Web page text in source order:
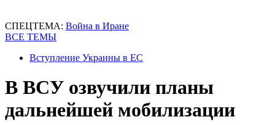
СПЕЦТЕМА: Война в Иране
ВСЕ ТЕМЫ
Вступление Украины в ЕС
В ВСУ озвучили планы
дальнейшей мобилизации